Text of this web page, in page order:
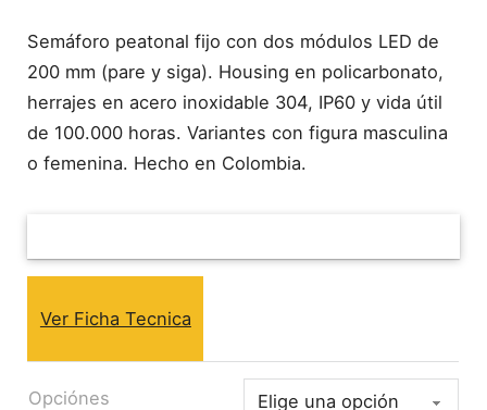
Semáforo peatonal fijo con dos módulos LED de
200 mm (pare y siga). Housing en policarbonato,
herrajes en acero inoxidable 304, IP60 y vida útil
de 100.000 horas. Variantes con figura masculina
o femenina. Hecho en Colombia.
Ver Ficha Tecnica
Opciónes